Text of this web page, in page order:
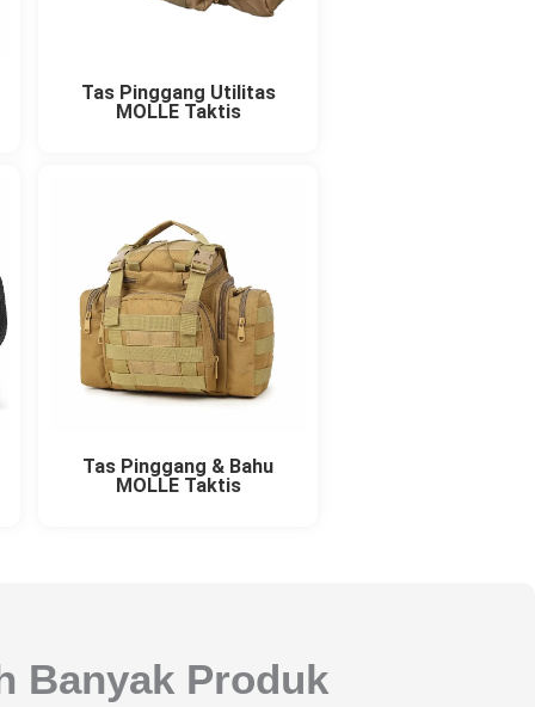
Tas Pinggang Utilitas
MOLLE Taktis
Tas Pinggang & Bahu
MOLLE Taktis
Banyak Produk